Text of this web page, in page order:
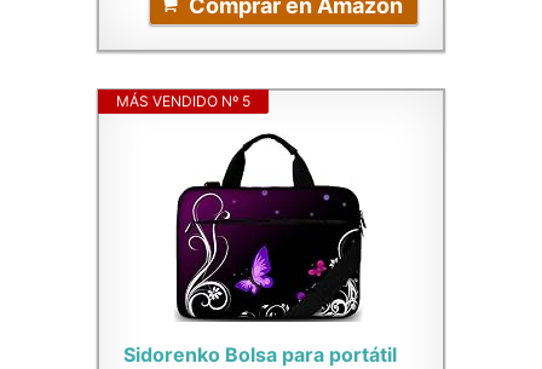
Comprar en Amazon
MÁS VENDIDO Nº 5
Sidorenko Bolsa para portátil